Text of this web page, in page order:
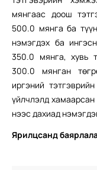
мянгаас доош
500.0 мянга ба
нэмэгдэх ба
350.0 мянга, хувь
300.0 мянган
иргэний
үйлчлэлд
нээс дахиад
Ярилцсанд